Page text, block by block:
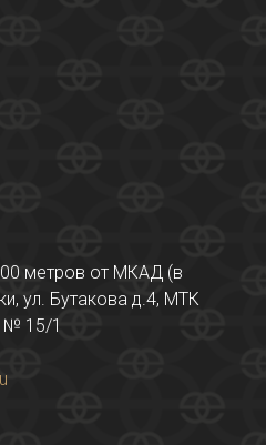
метров от МКАД (в
ул. Бутакова д.4, МТК
№ 15/1